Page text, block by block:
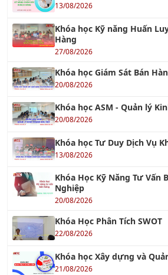
13/08/2026
Khóa học Kỹ năng Huấn
Hàng
27/08/2026
Khóa học Giám Sát Bán
20/08/2026
Khóa học ASM - Quản lý
20/08/2026
Khóa học Tư Duy Dịch Vụ
13/08/2026
Khóa Học Kỹ Năng Tư Vấn
Nghiệp
20/08/2026
Khóa Học Phân Tích SWOT
22/08/2026
Khóa học Xây dựng và
21/08/2026